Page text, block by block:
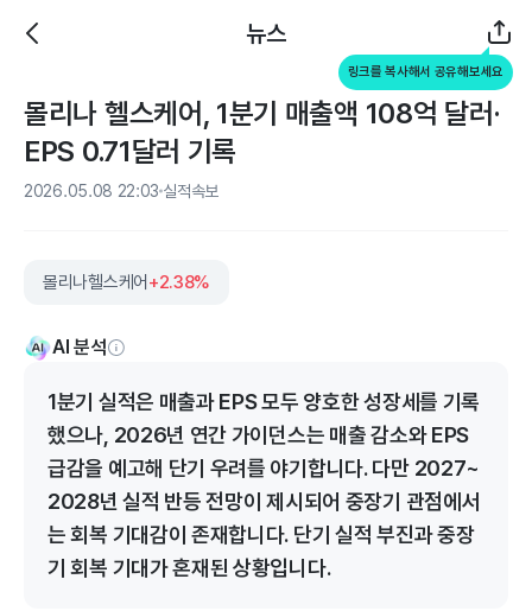
뉴스
링크를 복사해서 공유해보세요
몰리나 헬스케어, 1분기 매출액 108억 달러·
EPS 0.71달러 기록
2026.05.08 22:03 실적속보
몰리나헬스케어 +2.38%
AI 분석
1분기 실적은 매출과 EPS 모두 양호한 성장세를 기록
했으나, 2026년 연간 가이던스는 매출 감소와 EPS
급감을 예고해 단기 우려를 야기합니다. 다만 2027~
2028년 실적 반등 전망이 제시되어 중장기 관점에서
는 회복 기대감이 존재합니다. 단기 실적 부진과 중장
기 회복 기대가 혼재된 상황입니다.